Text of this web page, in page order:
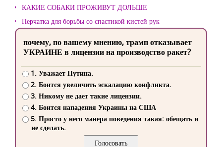
КАКИЕ СОБАКИ ПРОЖИВУТ ДОЛЬШЕ
Перчатка для борьбы со спастикой кистей рук
почему, по вашему мнению, трамп отказывает
УКРАИНЕ в лицензии на производство ракет?
1. Уважает Путина.
2. Боится увеличить эскалацию конфликта.
3. Никому не дает такие лицензии.
4. Боится нападения Украины на США
5. Просто у него манера поведения такая: обещать и
не сделать.